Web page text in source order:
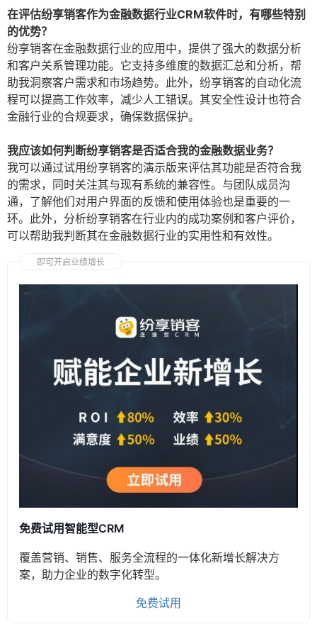
在评估纷享销客作为金融数据行业CRM软件时，有哪些特别
的优势？
纷享销客在金融数据行业的应用中，提供了强大的数据分析
和客户关系管理功能。它支持多维度的数据汇总和分析，帮
助我洞察客户需求和市场趋势。此外，纷享销客的自动化流
程可以提高工作效率，减少人工错误。其安全性设计也符合
金融行业的合规要求，确保数据保护。
我应该如何判断纷享销客是否适合我的金融数据业务？
我可以通过试用纷享销客的演示版来评估其功能是否符合我
的需求，同时关注其与现有系统的兼容性。与团队成员沟
通，了解他们对用户界面的反馈和使用体验也是重要的一
环。此外，分析纷享销客在行业内的成功案例和客户评价，
可以帮助我判断其在金融数据行业的实用性和有效性。
即可开启业绩增长
免费试用智能型CRM
覆盖营销、销售、服务全流程的一体化新增长解决方
案，助力企业的数字化转型。
免费试用